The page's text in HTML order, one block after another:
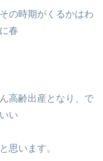
の時期がくるかはわ
春
高齢出産となり、で
い
思います。